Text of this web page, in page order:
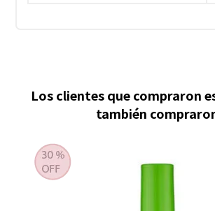
Los clientes que compraron
también